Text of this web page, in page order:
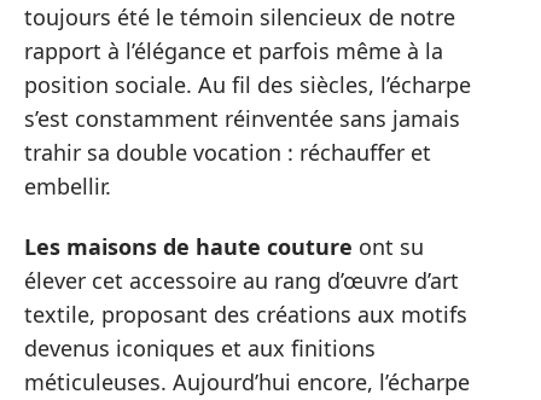
toujours été le témoin silencieux de notre
rapport à l’élégance et parfois même à la
position sociale. Au fil des siècles, l’écharpe
s’est constamment réinventée sans jamais
trahir sa double vocation : réchauffer et
embellir.
Les maisons de haute couture ont su
élever cet accessoire au rang d’œuvre d’art
textile, proposant des créations aux motifs
devenus iconiques et aux finitions
méticuleuses. Aujourd’hui encore, l’écharpe